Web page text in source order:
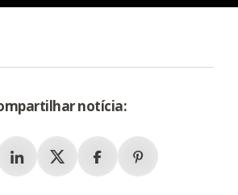
notícia:
LinkedinX (Twitter)FacebookPinterest